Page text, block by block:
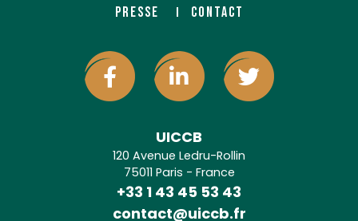
PRESSE
CONTACT
UICCB
120 Avenue Ledru-Rollin
75011 Paris - France
+33 1 43 45 53 43
contact@uiccb.fr